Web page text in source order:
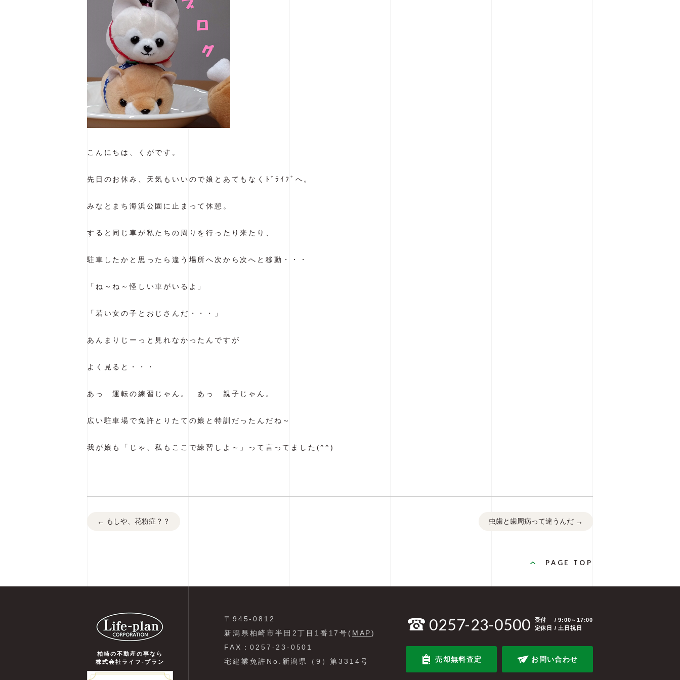
こんにちは、くがです。
先日のお休み、天気もいいので娘とあてもなくﾄﾞﾗｲﾌﾞへ。
みなとまち海浜公園に止まって休憩。
すると同じ車が私たちの周りを行ったり来たり、
駐車したかと思ったら違う場所へ次から次へと移動・・・
「ね～ね～怪しい車がいるよ」
「若い女の子とおじさんだ・・・」
あんまりじーっと見れなかったんですが
よく見ると・・・
あっ 運転の練習じゃん。 あっ 親子じゃん。
広い駐車場で免許とりたての娘と特訓だったんだね～
我が娘も「じゃ、私もここで練習しよ～」って言ってました(^^)
← もしや、花粉症？？ 虫歯と歯周病って違うんだ →
PAGE TOP
柏崎の不動産の事なら
株式会社ライフ-プラン
〒945-0812
新潟県柏崎市半田2丁目1番17号( MAP)
FAX：0257-23-0501
宅建業免許No.新潟県（9）第3314号
0257-23-0500 受付
/ 9:00～17:00
定休日 / 土日祝日
売却無料査定 お問い合わせ